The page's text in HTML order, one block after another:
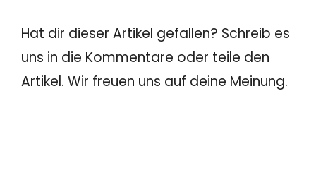
Hat dir dieser Artikel gefallen? Schreib es
uns in die Kommentare oder teile den
Artikel. Wir freuen uns auf deine Meinung.